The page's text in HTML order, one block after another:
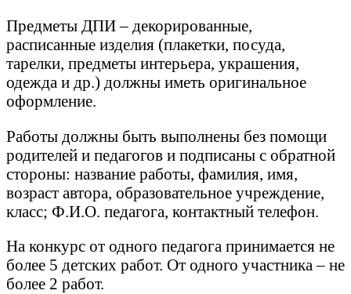
Предметы ДПИ – декорированные,
расписанные изделия (плакетки, посуда,
тарелки, предметы интерьера, украшения,
одежда и др.) должны иметь оригинальное
оформление.
Работы должны быть выполнены без помощи
родителей и педагогов и подписаны с обратной
стороны: название работы, фамилия, имя,
возраст автора, образовательное учреждение,
класс; Ф.И.О. педагога, контактный телефон.
На конкурс от одного педагога принимается не
более 5 детских работ. От одного участника – не
более 2 работ.